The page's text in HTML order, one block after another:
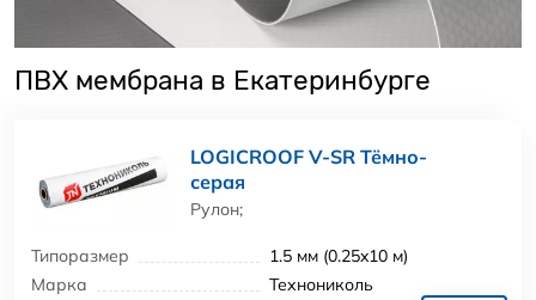
ПВХ мембрана в Екатеринбурге
LOGICROOF V-SR Тёмно-
серая
Рулон;
Типоразмер
1.5 мм (0.25x10 м)
Марка
Технониколь